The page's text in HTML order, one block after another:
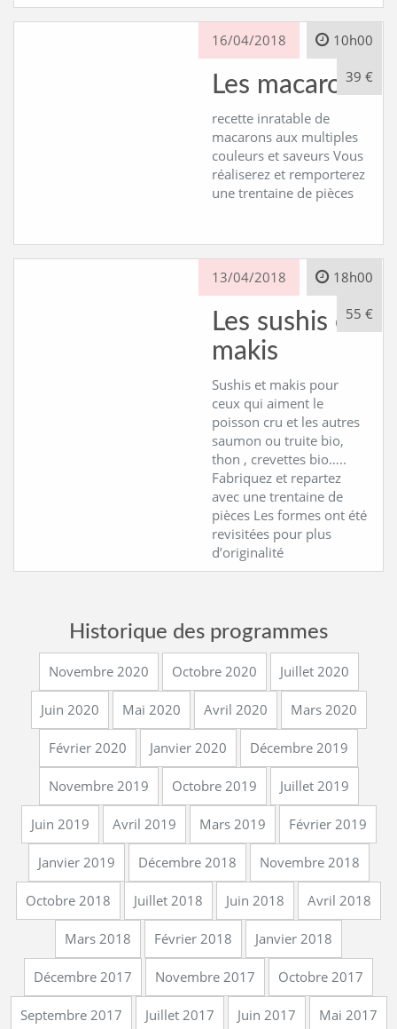
16/04/2018 10h00
39 €
Les macarons
recette inratable de
macarons aux multiples
couleurs et saveurs Vous
réaliserez et remporterez
une trentaine de pièces
13/04/2018 18h00
55 €
Les sushis et
makis
Sushis et makis pour
ceux qui aiment le
poisson cru et les autres
saumon ou truite bio,
thon , crevettes bio…..
Fabriquez et repartez
avec une trentaine de
pièces Les formes ont été
revisitées pour plus
d’originalité
Historique des programmes
Novembre 2020 Octobre 2020 Juillet 2020
Juin 2020 Mai 2020 Avril 2020 Mars 2020
Février 2020 Janvier 2020 Décembre 2019
Novembre 2019 Octobre 2019 Juillet 2019
Juin 2019 Avril 2019 Mars 2019 Février 2019
Janvier 2019 Décembre 2018 Novembre 2018
Octobre 2018 Juillet 2018 Juin 2018 Avril 2018
Mars 2018 Février 2018 Janvier 2018
Décembre 2017 Novembre 2017 Octobre 2017
Septembre 2017 Juillet 2017 Juin 2017 Mai 2017